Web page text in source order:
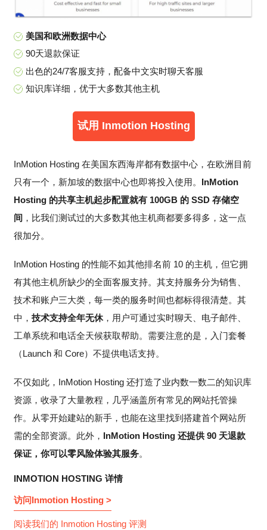
美国和欧洲数据中心
90天退款保证
出色的24/7客服支持，配备中文实时聊天客服
知识库详细，优于大多数其他主机
试用 Inmotion Hosting
InMotion Hosting 在美国东西海岸都有数据中心，在欧洲目前
只有一个，新加坡的数据中心也即将投入使用。 InMotion
Hosting 的共享主机起步配置就有 100GB 的 SSD 存储空
间 ，比我们测试过的大多数其他主机商都要多得多，这一点
很加分。
InMotion Hosting 的性能不如其他排名前 10 的主机，但它拥
有其他主机所缺少的全面客服支持。其支持服务分为销售、
技术和账户三大类，每一类的服务时间也都标得很清楚。其
中， 技术支持全年无休，用户可通过实时聊天、电子邮件、
工单系统和电话全天候获取帮助。需要注意的是，入门套餐
（Launch 和 Core）不提供电话支持。
不仅如此，InMotion Hosting 还打造了业内数一数二的知识库
资源，收录了大量教程，几乎涵盖所有常见的网站托管操
作。从零开始建站的新手，也能在这里找到搭建首个网站所
需的全部资源。此外， InMotion Hosting 还提供 90 天退款
保证，你可以零风险体验其服务。
INMOTION HOSTING 详情
访问Inmotion Hosting >
阅读我们的 Inmotion Hosting 评测